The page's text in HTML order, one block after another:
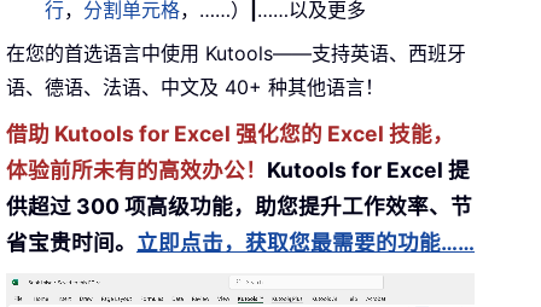
行， 分割单元格，……）
……以及更多
在您的首选语言中使用 Kutools——支持英语、西班牙
语、德语、法语、中文及 40+ 种其他语言！
借助 Kutools for Excel 强化您的 Excel 技能，
体验前所未有的高效办公！ Kutools for Excel 提
供超过 300 项高级功能，助您提升工作效率、节
省宝贵时间。 立即点击，获取您最需要的功能……